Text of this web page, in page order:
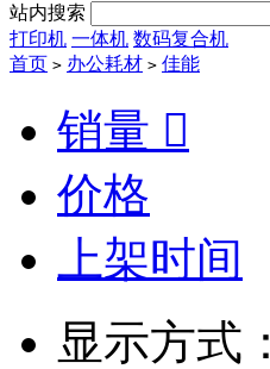
站内搜索
打印机 一体机 数码复合机
首页 > 办公耗材 > 佳能
销量 
价格
上架时间
显示方式：